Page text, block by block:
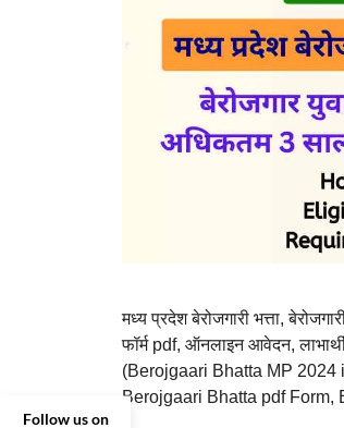
मध्य प्रदेश बेरोजगारी भत्ता,
फॉर्म pdf, ऑनलाइन आवेदन,
(Berojgaari Bhatta MP
Berojgaari Bhatta pdf
Follow us on